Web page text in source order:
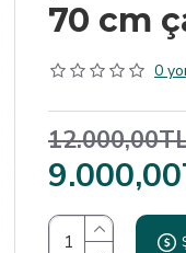
70 cm
0